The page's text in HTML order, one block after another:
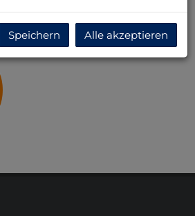
Speichern Alle akzeptieren